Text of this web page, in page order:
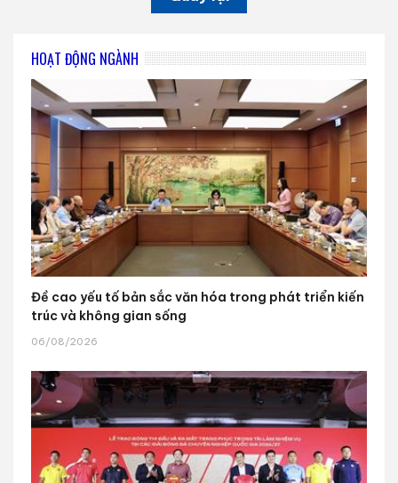
HOẠT ĐỘNG NGÀNH
Đề cao yếu tố bản sắc văn hóa trong phát triển kiến
trúc và không gian sống
06/08/2026